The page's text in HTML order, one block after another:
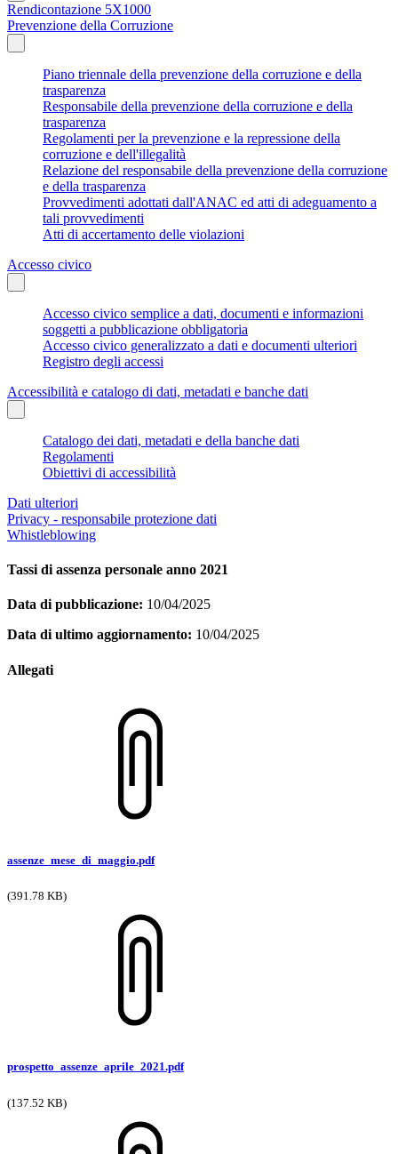
Rendicontazione 5X1000
Prevenzione della Corruzione
Piano triennale della prevenzione della corruzione e della
trasparenza
Responsabile della prevenzione della corruzione e della
trasparenza
Regolamenti per la prevenzione e la repressione della
corruzione e dell'illegalità
Relazione del responsabile della prevenzione della corruzione
e della trasparenza
Provvedimenti adottati dall'ANAC ed atti di adeguamento a
tali provvedimenti
Atti di accertamento delle violazioni
Accesso civico
Accesso civico semplice a dati, documenti e informazioni
soggetti a pubblicazione obbligatoria
Accesso civico generalizzato a dati e documenti ulteriori
Registro degli accessi
Accessibilità e catalogo di dati, metadati e banche dati
Catalogo dei dati, metadati e della banche dati
Regolamenti
Obiettivi di accessibilità
Dati ulteriori
Privacy - responsabile protezione dati
Whistleblowing
Tassi di assenza personale anno 2021
Data di pubblicazione: 10/04/2025
Data di ultimo aggiornamento: 10/04/2025
Allegati
assenze_mese_di_maggio.pdf
(391.78 KB)
prospetto_assenze_aprile_2021.pdf
(137.52 KB)